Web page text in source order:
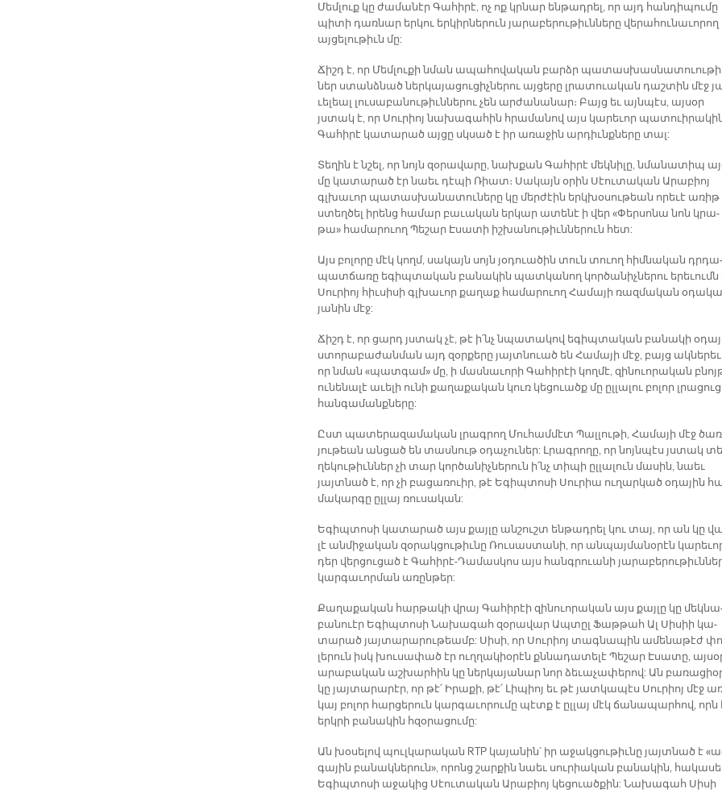
Մեմ­լուք կը ժա­մա­նէր Գա­հի­րէ, ոչ ոք կրնար են­թադ­րել, որ այդ հան­դի­պու­մը
պի­տի դառ­նար եր­կու եր­կիր­նե­րուն յա­րա­բե­րու­թիւն­նե­րը վե­րա­հու­նա­ւո­րող
այ­ցե­լու­թիւն մը:
Ճիշդ է, որ Մեմ­լու­քի նման ա­պա­հո­վա­կան բարձր
ներ ստանձ­նած ներ­կա­յա­ցու­ցիչ­նե­րու այ­ցե­րը լրա­տուա­կան դաշ­տին մէջ
ւե­լեալ լու­սա­բա­նու­թիւն­նե­րու չեն ար­ժա­նա­նար։ Բայց եւ այն­պէս, այ­սօր
յստակ է, որ Սու­րիոյ նա­խա­գա­հին հրա­մա­նով այս կա­րե­ւոր
Գա­հի­րէ կա­տա­րած այ­ցը սկսած է իր ա­ռա­ջին ար­դիւնք­նե­րը տալ:
Տե­ղին է նշել, որ նոյն զօ­րա­վա­րը, նախ­քան Գա­հի­րէ մեկ­նի­լը, նմա­նա­տիպ
մը կա­տա­րած էր նաեւ դէ­պի Ռիատ։ Սա­կայն օ­րին Սէու­տա­կան Ա­րա­բիոյ
գլխա­ւոր պա­տաս­խա­նա­տու­նե­րը կը մեր­ժէին երկ­խօ­սու­թեան ո­րե­ւէ ա­ռիթ
ստեղ­ծել ի­րենց հա­մար բա­ւա­կան եր­կար ա­տե­նէ ի վեր «Փեր­սո­նա նոն կրա­
թա» հա­մա­րուող Պե­շար Է­սա­տի իշ­խա­նու­թիւն­նե­րուն հետ:
Այս բո­լո­րը մէկ կողմ, սա­կայն սոյն յօդուա­ծին տուն տուող հիմ­նա­կան դրդա­
պատ­ճա­ռը ե­գիպ­տա­կան բա­նա­կին պատ­կա­նող կոր­ծա­նիչ­նե­րու ե­րե­ւումն
Սու­րիոյ հիւ­սի­սի գլխա­ւոր քա­ղաք հա­մա­րուող Հա­մա­յի ռազ­մա­կան
յա­նին մէջ:
Ճիշդ է, որ ցարդ յստակ չէ, թէ ի՛նչ նպա­տա­կով ե­գիպ­տա­կան բա­նա­կի
ստո­րա­բա­ժան­ման այդ զօր­քե­րը յայտ­նուած են Հա­մա­յի մէջ, բայց ակ­նե­րեւ
որ նման «պատ­գա­մ» մը, ի մաս­նա­ւո­րի Գա­հի­րէի կող­մէ, զի­նուո­րա­կան
ու­նե­նա­լէ ա­ւե­լի ու­նի քա­ղա­քա­կան կուռ կե­ցուածք մը ըլ­լա­լու բո­լոր
հան­գա­մանք­նե­րը:
Ըստ պա­տե­րա­զա­մա­կան լրագ­րող Մու­համ­մէտ Պալ­լու­թի, Հա­մա­յի մէջ
յու­թեան ան­ցած են տաս­նութ օ­դա­չու­ներ: Լրագ­րո­ղը, որ նոյն­պէս յստակ
ղե­կու­թիւն­ներ չի տար կոր­ծա­նիչ­նե­րուն ի՛նչ տի­պի ըլ­լա­լուն մա­սին, նաեւ
յայտ­նած է, որ չի բա­ցա­ռո­ւիր, թէ Ե­գիպ­տո­սի Սու­րիա ու­ղար­կած օ­դա­յին
մա­կար­գը ըլ­լայ ռու­սա­կան:
Ե­գիպ­տո­սի կա­տա­րած այս քայ­լը ան­շուշտ են­թադ­րել կու տայ, որ ան կը
լէ ան­մի­ջա­կան զօ­րակ­ցու­թիւ­նը Ռու­սաս­տա­նի, որ ան­պայ­մա­նօ­րէն
դեր վեր­ցու­ցած է Գա­հի­րէ-Դա­մաս­կոս այս հանգ­րուա­նի
կար­գա­ւոր­ման ա­ռըն­թեր:
Քա­ղա­քա­կան հար­թա­կի վրայ Գա­հի­րէի զի­նուո­րա­կան այս քայ­լը կը
բա­նուէր Ե­գիպ­տո­սի Նա­խա­գահ զօ­րա­վար Ապ­տըլ Ֆաթ­թահ Ալ Սի­սիի կա­
տա­րած յայ­տա­րա­րու­թեամբ: Սի­սի, որ Սու­րիոյ տագ­նա­պին ա­մե­նա­թէժ
լե­րուն իսկ խու­սա­փած էր ուղ­ղա­կիօ­րէն քննա­դա­տե­լէ Պե­շար Է­սա­տը,
ա­րա­բա­կան աշ­խար­հին կը ներ­կա­յա­նար նոր ձե­ւա­չա­փե­րով: Ան
կը յայ­տա­րա­րէր, որ թէ՛ Ի­րա­քի, թէ՛ Լի­պիոյ եւ թէ յատ­կա­պէս Սու­րիոյ մէջ
կայ բո­լոր հար­ցե­րուն կար­գա­ւո­րու­մը պէտք է ըլ­լայ մէկ ճա­նա­պար­հով, որն
երկ­րի բա­նա­կին հզօ­րա­ցու­մը:
Ան խօ­սե­լով պուլ­կա­րա­կան RTP կա­յա­նին՝ իր ա­ջակ­ցու­թիւ­նը յայտ­նած է
գա­յին բա­նակ­նե­րու­ն», ո­րոնց շար­քին նաեւ սու­րիա­կան բա­նա­կին,
Ե­գիպ­տո­սի ա­ջա­կից Սէու­տա­կան Ա­րա­բիոյ կե­ցուած­քին: Նա­խա­գահ Սի­սի